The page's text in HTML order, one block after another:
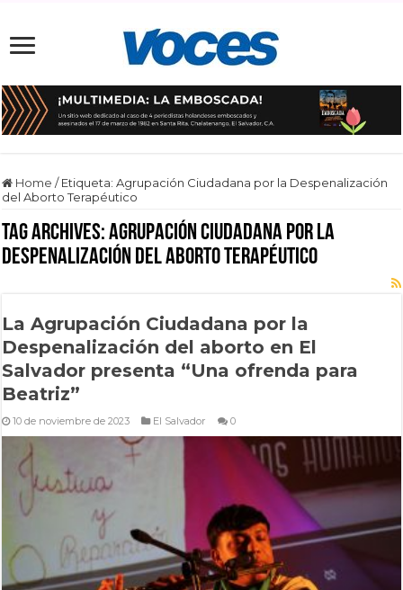
Home / Etiqueta:Agrupación Ciudadana por la Despenalización
del Aborto Terapéutico
Tag Archives:Agrupación Ciudadana por la
Despenalización del Aborto Terapéutico
La Agrupación Ciudadana por la
Despenalización del aborto en El
Salvador presenta “Una ofrenda para
Beatriz”
10 de noviembre de 2023 El Salvador 0